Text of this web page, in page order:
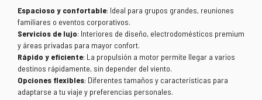
Espacioso y confortable: Ideal para grupos grandes, reuniones
familiares o eventos corporativos.
Servicios de lujo: Interiores de diseño, electrodomésticos premium
y áreas privadas para mayor confort.
Rápido y eficiente: La propulsión a motor permite llegar a varios
destinos rápidamente, sin depender del viento.
Opciones flexibles: Diferentes tamaños y características para
adaptarse a tu viaje y preferencias personales.